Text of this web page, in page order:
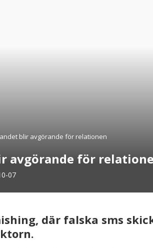
blir avgörande för relationen
avgörande för
07
där falska sms